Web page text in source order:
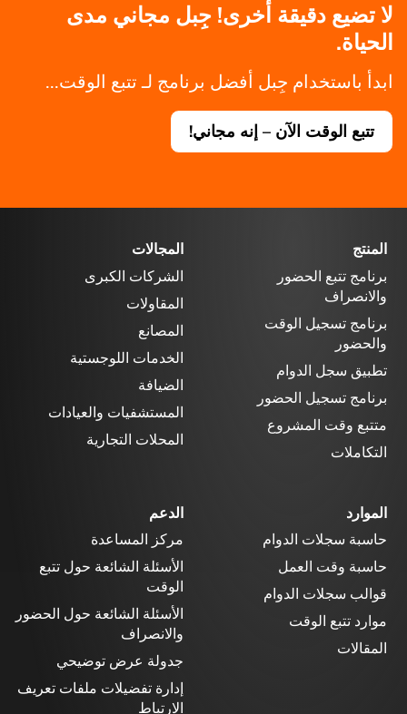
لا تضيع دقيقة أخرى! جِبل مجاني مدى
الحياة.
ابدأ باستخدام جِبل أفضل برنامج لـ تتبع الوقت...
تتبع الوقت الآن – إنه مجاني!
المنتج
برنامج تتبع الحضور
والانصراف
برنامج تسجيل الوقت
والحضور
تطبيق سجل الدوام
برنامج تسجيل الحضور
متتبع وقت المشروع
التكاملات
المجالات
الشركات الكبرى
المقاولات
المصانع
الخدمات اللوجستية
الضيافة
المستشفيات والعيادات
المحلات التجارية
الموارد
حاسبة سجلات الدوام
حاسبة وقت العمل
قوالب سجلات الدوام
موارد تتبع الوقت
المقالات
الدعم
مركز المساعدة
الأسئلة الشائعة حول تتبع
الوقت
الأسئلة الشائعة حول الحضور
والانصراف
جدولة عرض توضيحي
إدارة تفضيلات ملفات تعريف
الارتباط